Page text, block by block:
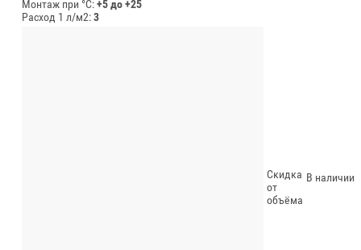
Монтаж при °C:+5 до +25
Расход 1 л/м2:3
Скидка
от
объёма
В наличии